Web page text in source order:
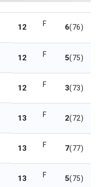
12 F 6(76)
12 F 5(75)
12 F 3(73)
13 F 2(72)
13 F 7(77)
13 F 5(75)